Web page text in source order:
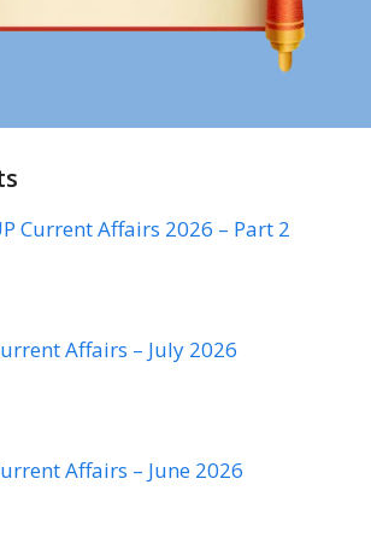
Current Affairs 2026 – Part 2
Affairs – July 2026
Affairs – June 2026